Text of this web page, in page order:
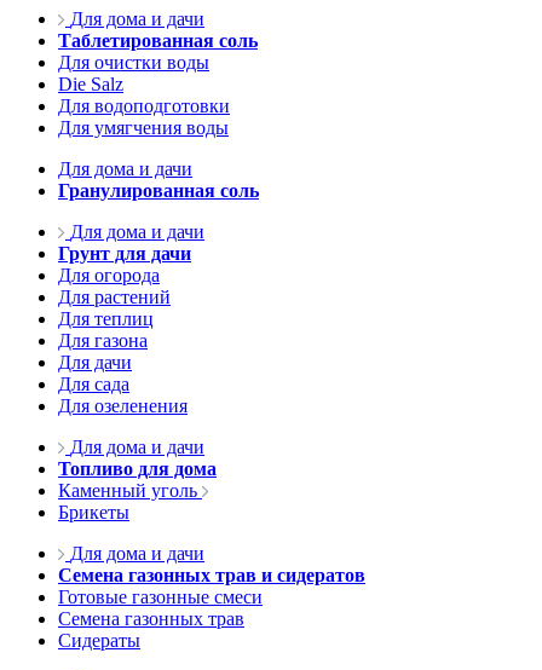
Для дома и дачи
Таблетированная соль
Для очистки воды
Die Salz
Для водоподготовки
Для умягчения воды
Для дома и дачи
Гранулированная соль
Для дома и дачи
Грунт для дачи
Для огорода
Для растений
Для теплиц
Для газона
Для дачи
Для сада
Для озеленения
Для дома и дачи
Топливо для дома
Каменный уголь
Брикеты
Для дома и дачи
Семена газонных трав и сидератов
Готовые газонные смеси
Семена газонных трав
Сидераты